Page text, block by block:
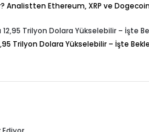
Analistten Ethereum, XRP ve
Trilyon Dolara Yükselebilir – İşte